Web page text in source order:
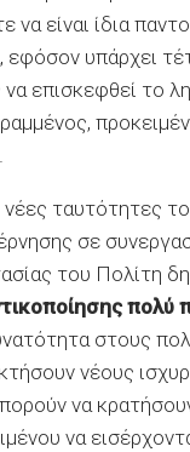
να είναι ίδια
εφόσον υπάρχει
επισκεφθεί το
ταυτότητες
σε
του Πολίτη
πολύ
στους
νέους
να
να